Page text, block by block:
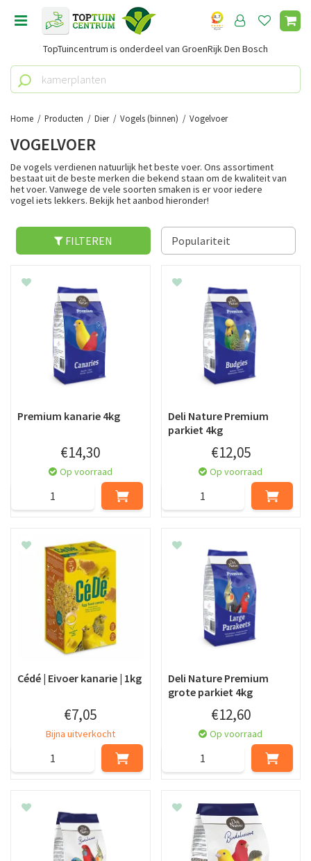
Home Producten Dier Vogels (binnen) Vogelvoer
TopTuincentrum is onderdeel van GroenRijk Den Bosch
VOGELVOER
De vogels verdienen natuurlijk het beste voer. Ons assortiment
bestaat uit de beste merken die bekend staan om de kwaliteit van
het voer. Vanwege de vele soorten smaken is er voor iedere
vogel iets lekkers. Bekijk het aanbod hieronder!
FILTEREN
Premium kanarie 4kg
€14,30
Op voorraad
Deli Nature Premium
parkiet 4kg
€12,05
Op voorraad
Cédé | Eivoer kanarie | 1kg
€7,05
Bijna uitverkocht
Deli Nature Premium
grote parkiet 4kg
€12,60
Op voorraad